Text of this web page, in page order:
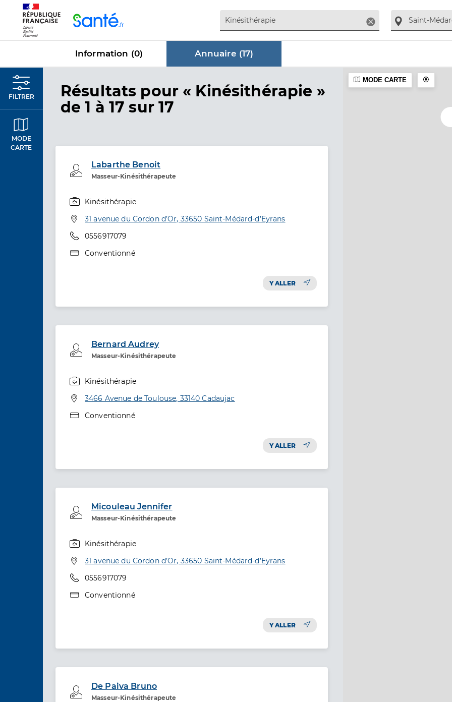
Supprimer
Information (0) Annuaire (17)
FILTRER
MODE
CARTE
Résultats dans Annuaire
pour « Kinésithérapie »
de 1 à 17 sur 17
Labarthe Benoit
Masseur-Kinésithérapeute
Professionel de santé
Kinésithérapie
Adresse
31 avenue du Cordon d’Or, 33650 Saint-Médard-d’Eyrans
Téléphone
0556917079
Type de convention
Conventionné
Y ALLER
Bernard Audrey
Masseur-Kinésithérapeute
Professionel de santé
Kinésithérapie
Adresse
3466 Avenue de Toulouse, 33140 Cadaujac
Type de convention
Conventionné
Y ALLER
Micouleau Jennifer
Masseur-Kinésithérapeute
Professionel de santé
Kinésithérapie
Adresse
31 avenue du Cordon d’Or, 33650 Saint-Médard-d’Eyrans
Téléphone
0556917079
Type de convention
Conventionné
Y ALLER
De Paiva Bruno
Masseur-Kinésithérapeute
Professionel de santé
MODE CARTE
Panneau de gestion des cookies